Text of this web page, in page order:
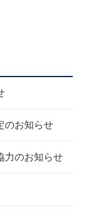
のお知らせ
力のお知らせ